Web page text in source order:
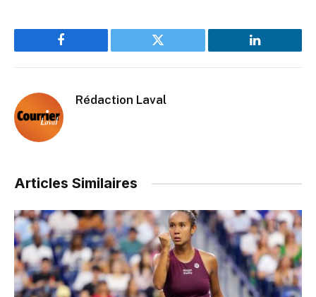
Facebook Twitter LinkedIn
Rédaction Laval
Articles Similaires